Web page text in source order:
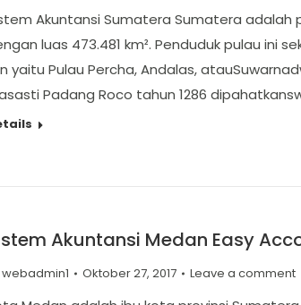
Akuntansi Sumatera Sumatera
luas 473.481 km². Penduduk pulau ini
yaitu Pulau Percha, Andalas,
Padang Roco tahun 1286
Akuntansi Medan Easy
webadmin1 Oktober 27, 2017 Leave a comment